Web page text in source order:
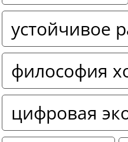
устойчивое
философия
цифровая